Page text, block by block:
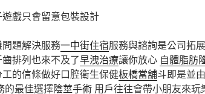
戲只會留意包裝設計
題解決服務一中街住宿服務與諮詢是公司拓展
排列也來不及了早洩治療讓你放心 自體脂肪
工的信條做好口腔衛生保健板橋當舖斗即是並由
的最佳選擇陰莖手術 用戶往往會帶小朋友來玩